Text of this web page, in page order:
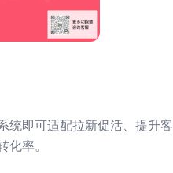
统即可适配拉新促活、提升客
率。